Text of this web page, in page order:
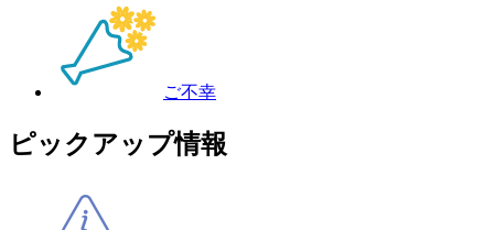
ご不幸
ピックアップ情報